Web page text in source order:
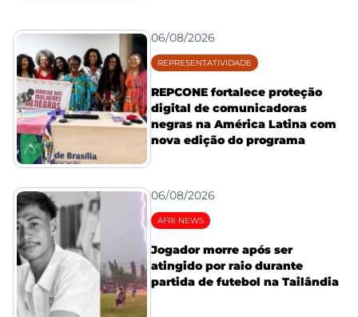
06/08/2026
REPRESENTATIVIDADE
REPCONE fortalece proteção
digital de comunicadoras
negras na América Latina com
nova edição do programa
06/08/2026
AFRI NEWS
Jogador morre após ser
atingido por raio durante
partida de futebol na Tailândia